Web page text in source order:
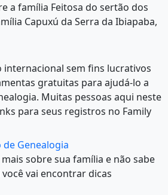
a família Feitosa do sertão dos
Capuxú da Serra da Ibiapaba,
internacional sem fins lucrativos
gratuitas para ajudá-lo a
Muitas pessoas aqui neste
para seus registros no Family
Genealogia
sobre sua família e não sabe
vai encontrar dicas